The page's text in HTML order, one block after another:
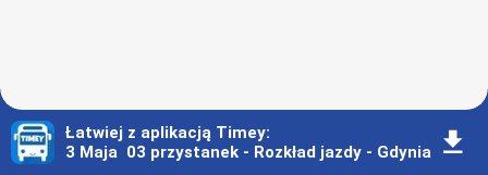
Łatwiej z aplikacją Timey:
3 Maja 03 przystanek - Rozkład jazdy - Gdynia
󰇚